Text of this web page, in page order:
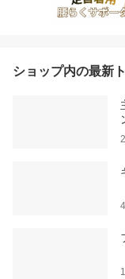
ショップ内の最新